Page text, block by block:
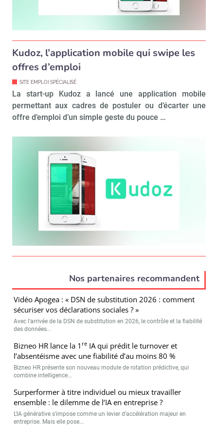
Kudoz, l’application mobile qui swipe les
offres d’emploi
SITE EMPLOI SPÉCIALISÉ
La start-up Kudoz a lancé une application mobile
permettant aux cadres de postuler ou d’écarter une
offre d’emploi d’un simple geste du pouce …
Nos partenaires recommandent
Vidéo Apogea : « DSN de substitution 2026 : comment
sécuriser vos déclarations sociales ? »
Avec l’arrivée de la DSN de substitution en 2026, le contrôle et la fiabilité
des données...
Bizneo HR lance la 1 re IA qui prédit le turnover et
l’absentéisme avec une fiabilité d’au moins 80 %
Bizneo HR présente son nouveau module de rotation prédictive, qui
combine intelligence...
Surperformer à titre individuel ou mieux travailler
ensemble : le dilemme de l’IA en entreprise ?
L’IA générative s’impose comme un levier d’accélération majeur en
entreprise. Mais elle pose...